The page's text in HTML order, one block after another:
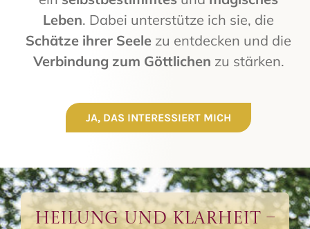
Leben. Dabei unterstütze ich sie, die
Schätze ihrer Seele zu entdecken und die
Verbindung zum Göttlichen zu stärken.
JA, DAS INTERESSIERT MICH
Heilung Und Klarheit –